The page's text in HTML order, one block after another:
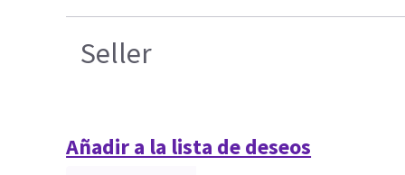
Seller
Añadir a la lista de deseos